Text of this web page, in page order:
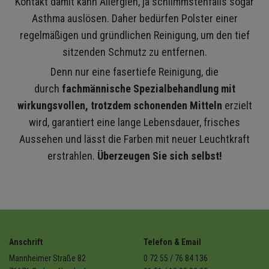
Asthma auslösen. Daher bedürfen Polster einer
regelmäßigen und gründlichen Reinigung, um den tief
sitzenden Schmutz zu entfernen.
Denn nur eine fasertiefe Reinigung, die
durch fachmännische Spezialbehandlung mit
wirkungsvollen, trotzdem schonenden Mitteln erzielt
wird, garantiert eine lange Lebensdauer, frisches
Aussehen und lässt die Farben mit neuer Leuchtkraft
erstrahlen. Überzeugen Sie sich selbst!
Anschrift
Mannheimer Straße 82
Telefon & Email
0 72 55 / 76 84 136